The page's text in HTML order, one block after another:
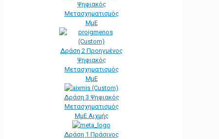
Ψηφιακός
Μετασχηματισμός
ΜμΕ
Δράση 2 Προηγμένος
Ψηφιακός
Μετασχηματισμός
ΜμΕ
Δράση 3 Ψηφιακός
Μετασχηματισμός
ΜμΕ Αιχμής
Δράση 1 Πράσινος